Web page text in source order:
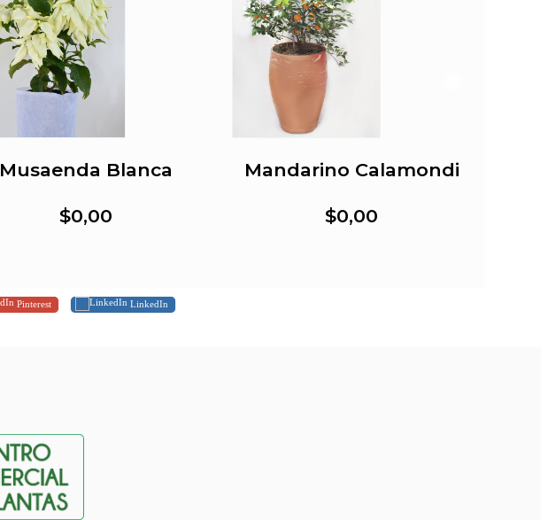
Musaenda Blanca
$0,00
Mandarino Calamondi
$0,00
Pinterest LinkedIn